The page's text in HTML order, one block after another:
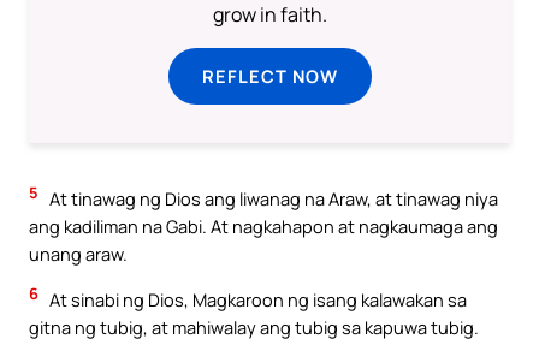
grow in faith.
REFLECT NOW
5 At tinawag ng Dios ang liwanag na Araw, at tinawag niya
ang kadiliman na Gabi. At nagkahapon at nagkaumaga ang
unang araw.
6 At sinabi ng Dios, Magkaroon ng isang kalawakan sa
gitna ng tubig, at mahiwalay ang tubig sa kapuwa tubig.